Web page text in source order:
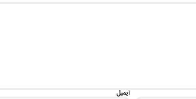
ایمیل